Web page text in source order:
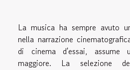
La musica ha sempre avuto
nella narrazione
di cinema d'essai, assume
maggiore. La selezione